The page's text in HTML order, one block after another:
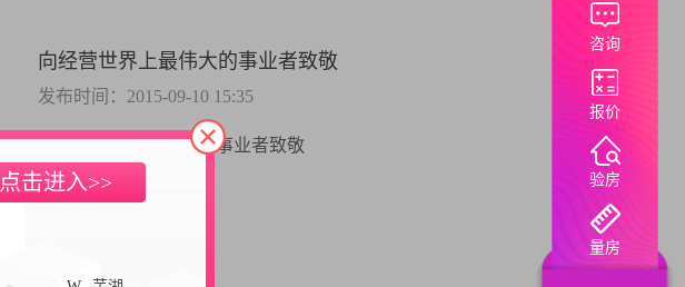
向经营世界上最伟大的事业者致敬
发布时间：2015-09-10 15:35
向经营世界上最伟大的事业者致敬
点击进入>>
咨询
报价
验房
量房